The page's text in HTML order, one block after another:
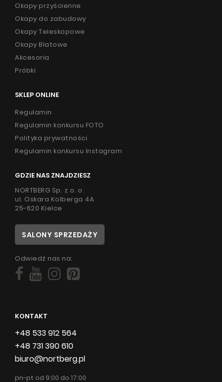
Okapy przyścienne
Okapy do zabudowy
Okapy Teleskopowe
Okapy Blatowe
Akcesoria
Próbki
SKLEP ONLINE
Regulamin
Regulamin konkursu FOTO
Polityka prywatności
Regulamin konkursu Instagram
GDZIE NAS ZNAJDZIESZ
NORTBERG Sp. z o. o.
ul. Oskara Kolberga 4A
25-620 Kielce
SALONY SPRZEDAŻY
Odwiedź nas na:
KONTAKT
+48 533 912 564
+48 731 390 610
biuro@nortberg.pl
pn-pt od 9:00 do 17:00